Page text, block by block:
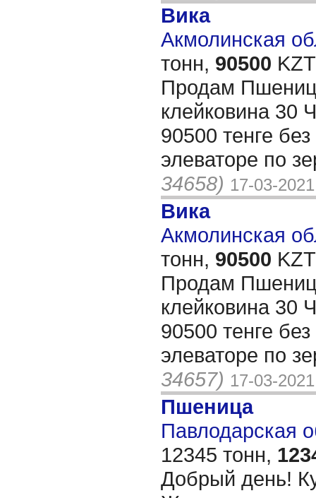
Вика
Акмолинская
тонн, 90500
Продам
клейковина 30
90500 тенге
элеваторе по
34658) 17-03-2021
Вика
Акмолинская
тонн, 90500
Продам
клейковина 30
90500 тенге
элеваторе по
34657) 17-03-2021
Пшеница
Павлодарская
12345 тонн,
Добрый день!